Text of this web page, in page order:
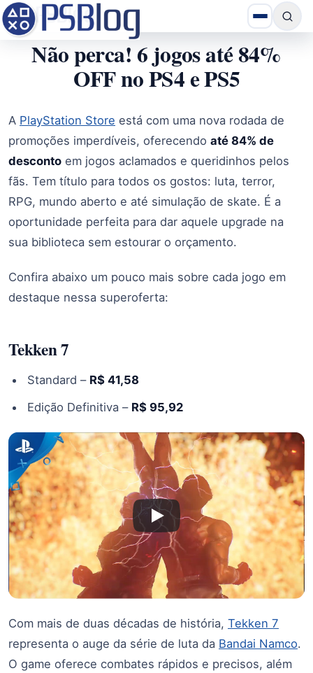
Não perca! 6 jogos até 84%
OFF no PS4 e PS5
A PlayStation Store está com uma nova rodada de
promoções imperdíveis, oferecendo até 84% de
desconto em jogos aclamados e queridinhos pelos
fãs. Tem título para todos os gostos: luta, terror,
RPG, mundo aberto e até simulação de skate. É a
oportunidade perfeita para dar aquele upgrade na
sua biblioteca sem estourar o orçamento.
Confira abaixo um pouco mais sobre cada jogo em
destaque nessa superoferta:
Tekken 7
Standard – R$ 41,58
Edição Definitiva – R$ 95,92
Com mais de duas décadas de história, Tekken 7
representa o auge da série de luta da Bandai Namco.
O game oferece combates rápidos e precisos, além